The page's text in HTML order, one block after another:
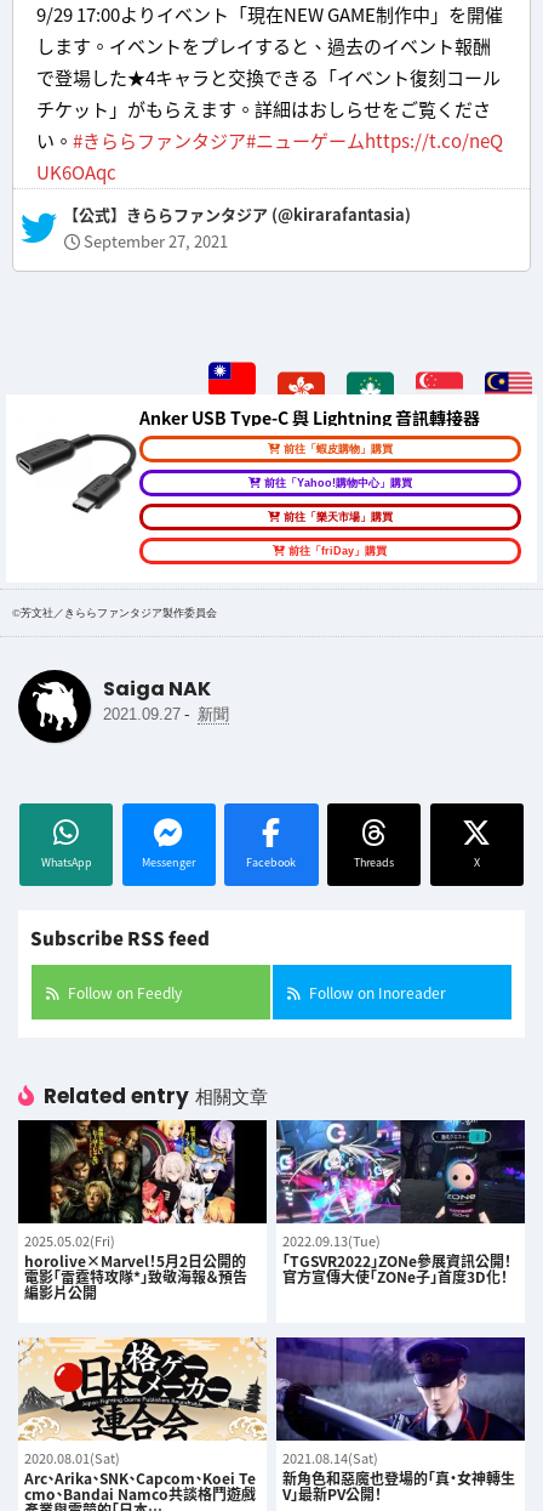
9/29 17:00よりイベント「現在NEW GAME制作中」を開催
します。イベントをプレイすると、過去のイベント報酬
で登場した★4キャラと交換できる「イベント復刻コール
チケット」がもらえます。詳細はおしらせをご覧くださ
い。 #きららファンタジア#ニューゲームhttps://t.co/neQ
UK6OAqc
— 【公式】きららファンタジア (@kirarafantasia)
September 27, 2021
Anker USB Type-C 與 Lightning 音訊轉接器
前往「蝦皮購物」購買
前往「Yahoo!購物中心」購買
前往「樂天市場」購買
前往「friDay」購買
©芳文社／きららファンタジア製作委員会
Saiga NAK
2021.09.27 - 新聞
WhatsApp Messenger Facebook Threads X
Subscribe RSS feed
Follow on Feedly Follow on Inoreader
Related entry 相關文章
2025.05.02(Fri)
horolive×Marvel！5月2日公開的
電影「雷霆特攻隊*」致敬海報＆預告
編影片公開
2022.09.13(Tue)
「TGSVR2022」ZONe參展資訊公開！
官方宣傳大使「ZONe子」首度3D化！
2020.08.01(Sat)
Arc、Arika、SNK、Capcom、Koei Te
cmo、Bandai Namco共談格鬥遊戲
2021.08.14(Sat)
新角色和惡魔也登場的「真・女神轉生
V」最新PV公開！